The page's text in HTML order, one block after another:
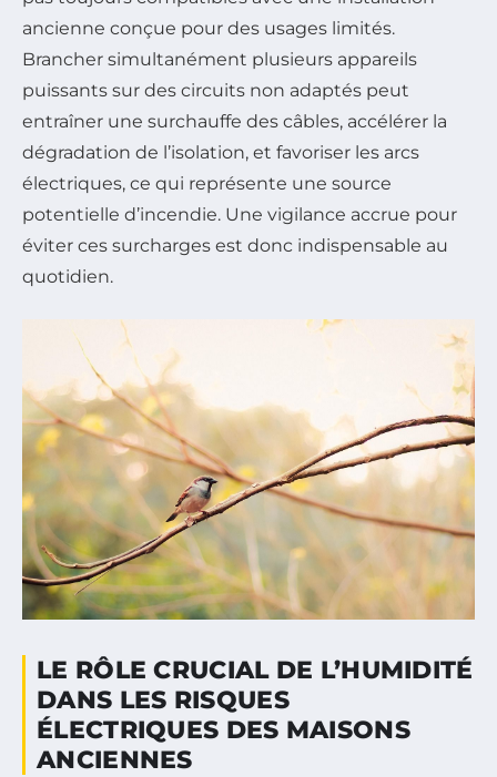
ancienne conçue pour des usages limités.
Brancher simultanément plusieurs appareils
puissants sur des circuits non adaptés peut
entraîner une surchauffe des câbles, accélérer la
dégradation de l’isolation, et favoriser les arcs
électriques, ce qui représente une source
potentielle d’incendie. Une vigilance accrue pour
éviter ces surcharges est donc indispensable au
quotidien.
LE RÔLE CRUCIAL DE L’HUMIDITÉ
DANS LES RISQUES
ÉLECTRIQUES DES MAISONS
ANCIENNES